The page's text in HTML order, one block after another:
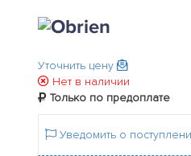
Уточнить цену
Нет в наличии
Только по предоплате
Уведомить о